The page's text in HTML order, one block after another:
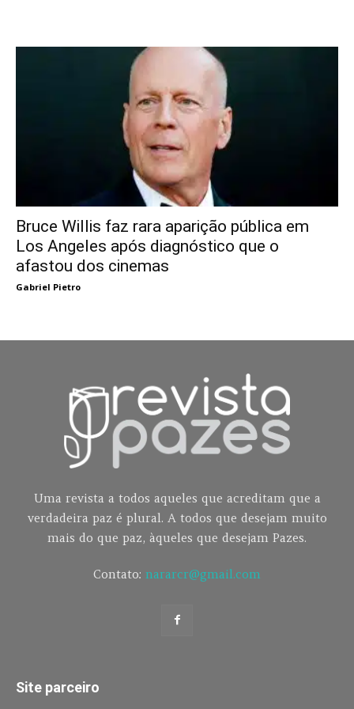
Bruce Willis faz rara aparição pública em
Los Angeles após diagnóstico que o
afastou dos cinemas
Gabriel Pietro
Uma revista a todos aqueles que acreditam que a
verdadeira paz é plural. A todos que desejam muito
mais do que paz, àqueles que desejam Pazes.
Contato: nararcr@gmail.com
Site parceiro